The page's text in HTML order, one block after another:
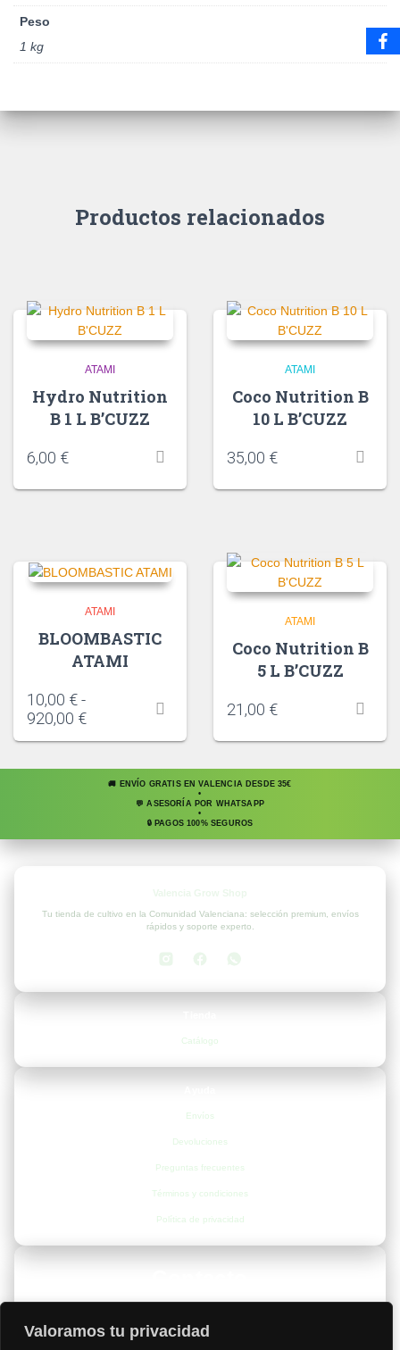
Valoramos tu privacidad
Peso
1 kg
Productos relacionados
ATAMI
Hydro Nutrition
B 1 L B’CUZZ
6,00 €
ATAMI
Coco Nutrition B
10 L B’CUZZ
35,00 €
ATAMI
BLOOMBASTIC
ATAMI
10,00 €-
920,00 €
ATAMI
Coco Nutrition B
5 L B’CUZZ
21,00 €
🚚 ENVÍO GRATIS EN VALENCIA DESDE 35€
•
💬 ASESORÍA POR WHATSAPP
•
🔒 PAGOS 100% SEGUROS
Tu tienda de cultivo en la Comunidad Valenciana: selección premium, envíos
rápidos y soporte experto.
Catálogo
Envíos
Devoluciones
Preguntas frecuentes
Términos y condiciones
Política de privacidad
📞 +34 693 53 67 68